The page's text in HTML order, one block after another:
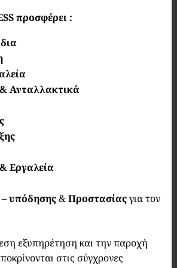
προσφέρει :
Ανταλλακτικά
Εργαλεία
υπόδησης&Προστασίαςγια τον
εξυπηρέτηση και την παροχή
στις σύγχρονες